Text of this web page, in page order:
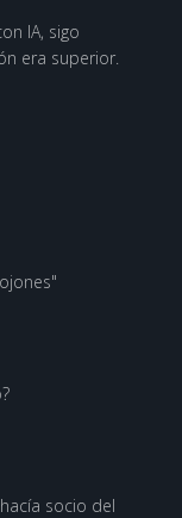
IA, sigo
era superior.
socio del